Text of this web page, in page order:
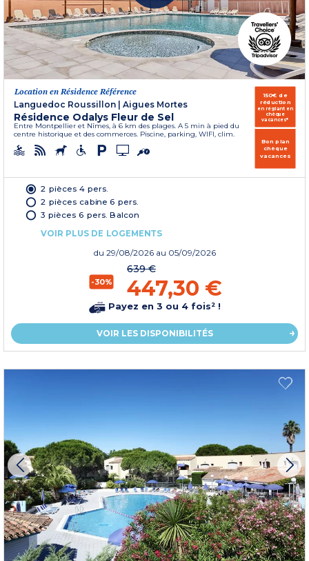
Location en Résidence Référence
Languedoc Roussillon | Aigues Mortes
Résidence Odalys Fleur de Sel
Entre Montpellier et Nîmes, à 6 km des plages. A 5 min à pied du
centre historique et des commerces. Piscine, parking, WIFI, clim.
150€ de
réduction
en réglant en
chèque
vacances*
Bon plan
chèque
vacances
2 pièces 4 pers.
2 pièces cabine 6 pers.
3 pièces 6 pers. Balcon
VOIR PLUS DE LOGEMENTS
du 29/08/2026 au 05/09/2026
-30%
639 €
447,30 €
Payez en 3 ou 4 fois² !
VOIR LES DISPONIBILITÉS